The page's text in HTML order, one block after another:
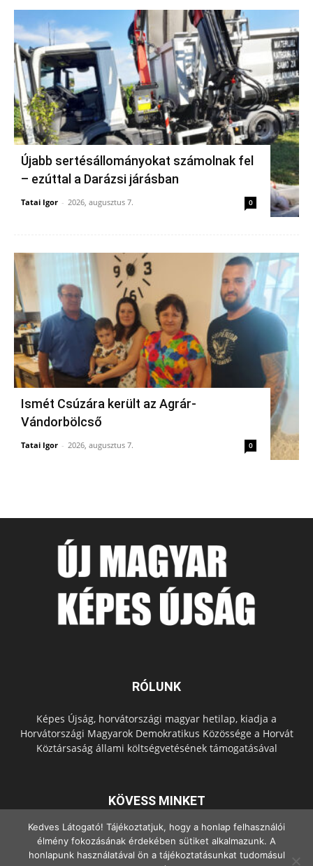
Újabb sertésállományokat számolnak fel
– ezúttal a Darázsi járásban
Tatai Igor - 2026, augusztus 7. 0
Ismét Csúzára került az Agrár-
Vándorbölcső
Tatai Igor - 2026, augusztus 7. 0
RÓLUNK
Képes Újság, horvátországi magyar hetilap, kiadja a
Horvátországi Magyarok Demokratikus Közössége a Horvát
Köztársaság állami költségvetésének támogatásával
KÖVESS MINKET
Kedves Látogató! Tájékoztatjuk, hogy a honlap felhasználói
élmény fokozásának érdekében sütiket alkalmazunk. A
honlapunk használatával ön a tájékoztatásunkat tudomásul